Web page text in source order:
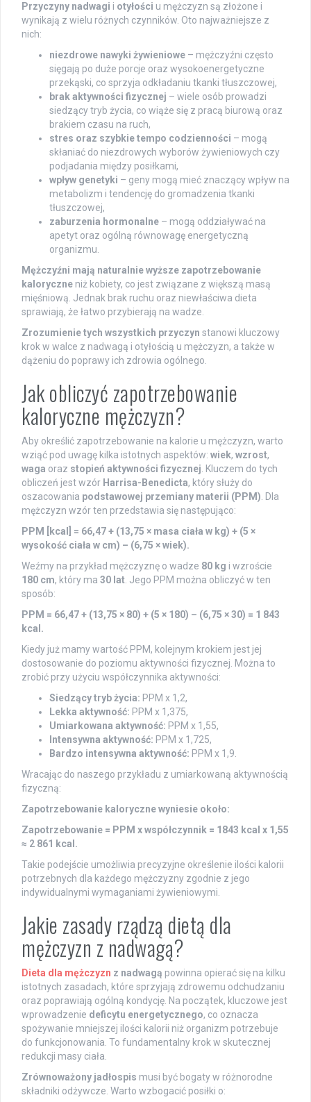
Przyczyny nadwagi i otyłości u mężczyzn są złożone i
wynikają z wielu różnych czynników. Oto najważniejsze z
nich:
niezdrowe nawyki żywieniowe – mężczyźni często
sięgają po duże porcje oraz wysokoenergetyczne
przekąski, co sprzyja odkładaniu tkanki tłuszczowej,
brak aktywności fizycznej – wiele osób prowadzi
siedzący tryb życia, co wiąże się z pracą biurową oraz
brakiem czasu na ruch,
stres oraz szybkie tempo codzienności – mogą
skłaniać do niezdrowych wyborów żywieniowych czy
podjadania między posiłkami,
wpływ genetyki – geny mogą mieć znaczący wpływ na
metabolizm i tendencję do gromadzenia tkanki
tłuszczowej,
zaburzenia hormonalne – mogą oddziaływać na
apetyt oraz ogólną równowagę energetyczną
organizmu.
Mężczyźni mają naturalnie wyższe zapotrzebowanie
kaloryczne niż kobiety, co jest związane z większą masą
mięśniową. Jednak brak ruchu oraz niewłaściwa dieta
sprawiają, że łatwo przybierają na wadze.
Zrozumienie tych wszystkich przyczyn stanowi kluczowy
krok w walce z nadwagą i otyłością u mężczyzn, a także w
dążeniu do poprawy ich zdrowia ogólnego.
Jak obliczyć zapotrzebowanie
kaloryczne mężczyzn?
Aby określić zapotrzebowanie na kalorie u mężczyzn, warto
wziąć pod uwagę kilka istotnych aspektów: wiek, wzrost,
waga oraz stopień aktywności fizycznej. Kluczem do tych
obliczeń jest wzór Harrisa-Benedicta, który służy do
oszacowania podstawowej przemiany materii (PPM). Dla
mężczyzn wzór ten przedstawia się następująco:
PPM [kcal] = 66,47 + (13,75 × masa ciała w kg) + (5 ×
wysokość ciała w cm) – (6,75 × wiek).
Weźmy na przykład mężczyznę o wadze 80 kg i wzroście
180 cm, który ma 30 lat. Jego PPM można obliczyć w ten
sposób:
PPM = 66,47 + (13,75 × 80) + (5 × 180) – (6,75 × 30) = 1 843
kcal.
Kiedy już mamy wartość PPM, kolejnym krokiem jest jej
dostosowanie do poziomu aktywności fizycznej. Można to
zrobić przy użyciu współczynnika aktywności:
Siedzący tryb życia: PPM x 1,2,
Lekka aktywność: PPM x 1,375,
Umiarkowana aktywność: PPM x 1,55,
Intensywna aktywność: PPM x 1,725,
Bardzo intensywna aktywność: PPM x 1,9.
Wracając do naszego przykładu z umiarkowaną aktywnością
fizyczną:
Zapotrzebowanie kaloryczne wyniesie około:
Zapotrzebowanie = PPM x współczynnik = 1843 kcal x 1,55
≈ 2 861 kcal.
Takie podejście umożliwia precyzyjne określenie ilości kalorii
potrzebnych dla każdego mężczyzny zgodnie z jego
indywidualnymi wymaganiami żywieniowymi.
Jakie zasady rządzą dietą dla
mężczyzn z nadwagą?
Dieta dla mężczyzn z nadwagą powinna opierać się na kilku
istotnych zasadach, które sprzyjają zdrowemu odchudzaniu
oraz poprawiają ogólną kondycję. Na początek, kluczowe jest
wprowadzenie deficytu energetycznego, co oznacza
spożywanie mniejszej ilości kalorii niż organizm potrzebuje
do funkcjonowania. To fundamentalny krok w skutecznej
redukcji masy ciała.
Zrównoważony jadłospis musi być bogaty w różnorodne
składniki odżywcze. Warto wzbogacić posiłki o: